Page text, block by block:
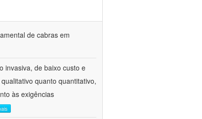
de cabras em
invasiva, de baixo custo e
quanto quantitativo,
às exigências